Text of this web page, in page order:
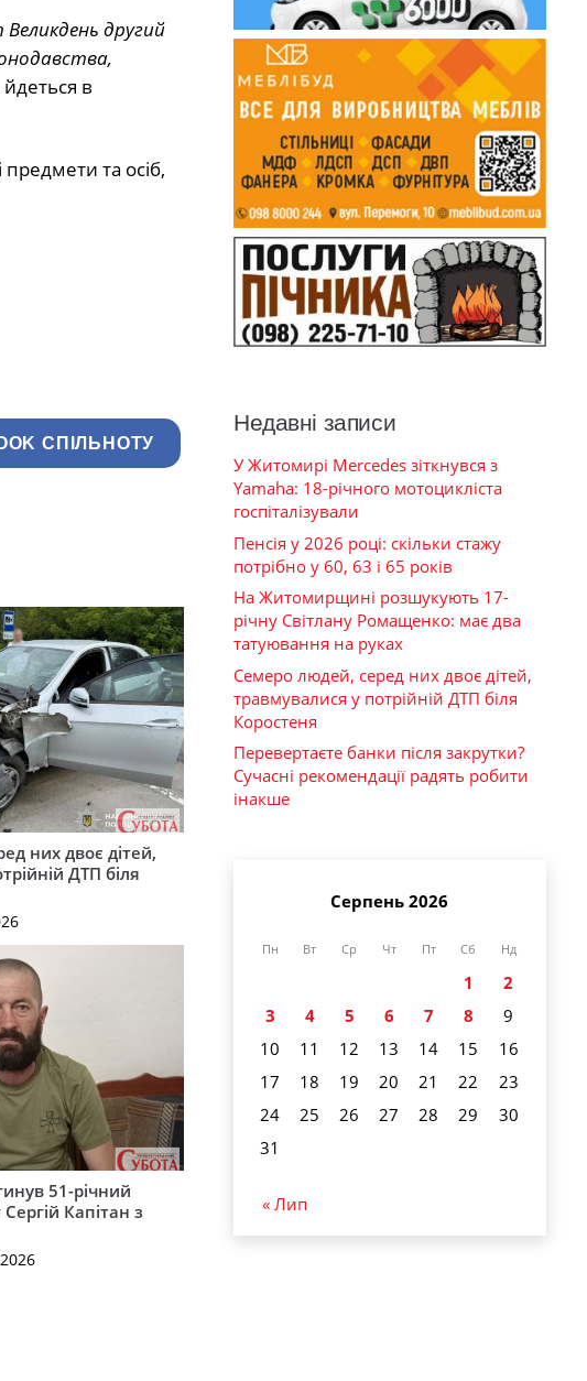
другий
йдеться в
та осіб,
СПІЛЬНОТУ
них двоє дітей,
ДТП біля
51-річний
Капітан з
Недавні записи
У Житомирі Mercedes зіткнувся з
Yamaha: 18-річного мотоцикліста
госпіталізували
Пенсія у 2026 році: скільки стажу
потрібно у 60, 63 і 65 років
На Житомирщині розшукують 17-
річну Світлану Ромащенко: має два
татуювання на руках
Семеро людей, серед них двоє дітей,
травмувалися у потрійній ДТП біля
Коростеня
Перевертаєте банки після закрутки?
Сучасні рекомендації радять робити
інакше
Серпень 2026
Пн Вт Ср Чт Пт Сб Нд
1
2
3
4 5 6 7 8
9
10
11 12 13 14 15
16
17
18 19 20 21 22
23
24
25 26 27 28 29
30
31
« Лип